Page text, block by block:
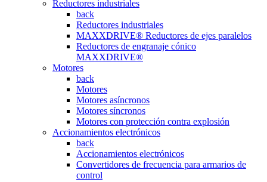
Reductores industriales
back
Reductores industriales
MAXXDRIVE® Reductores de ejes paralelos
Reductores de engranaje cónico
MAXXDRIVE®
Motores
back
Motores
Motores asíncronos
Motores síncronos
Motores con protección contra explosión
Accionamientos electrónicos
back
Accionamientos electrónicos
Convertidores de frecuencia para armarios de
control